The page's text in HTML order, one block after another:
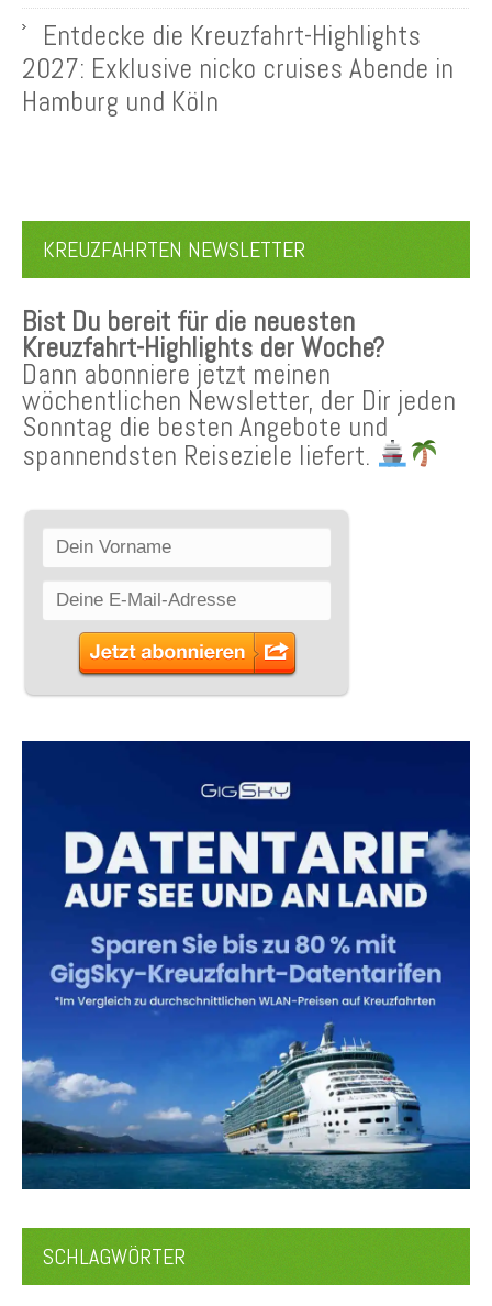
Entdecke die Kreuzfahrt-Highlights
2027: Exklusive nicko cruises Abende in
Hamburg und Köln
KREUZFAHRTEN NEWSLETTER
Bist Du bereit für die neuesten
Kreuzfahrt-Highlights der Woche?
Dann abonniere jetzt meinen
wöchentlichen Newsletter, der Dir jeden
Sonntag die besten Angebote und
spannendsten Reiseziele liefert.
SCHLAGWÖRTER